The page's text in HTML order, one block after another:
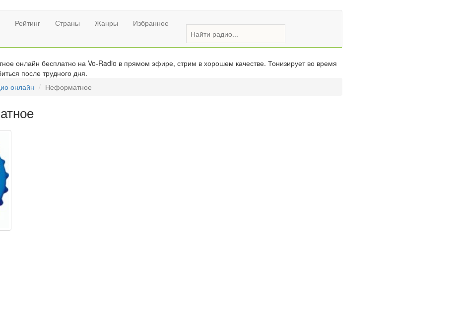
Рейтинг Страны Жанры Избранное
онлайн бесплатно на Vo-Radio в прямом эфире, стрим в хорошем качестве. Тонизирует во время
после трудного дня.
онлайн Неформатное